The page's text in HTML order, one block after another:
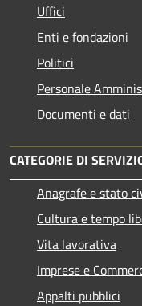
Uffici
Enti e fondazioni
Politici
Personale
Documenti e dati
CATEGORIE DI
Anagrafe e stato
Cultura e tempo
Vita lavorativa
Imprese e
Appalti pubblici